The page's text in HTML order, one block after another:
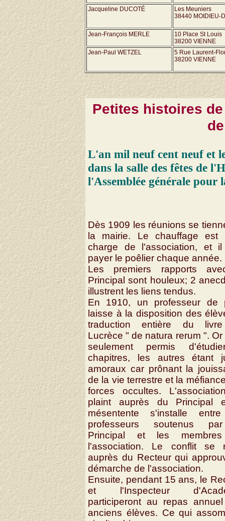
Jacqueline DUCOTÉ
Les Meuniers
38440 MOIDIEU-
Jean-François MERLE
10 Place St Louis
38200 VIENNE
Jean-Paul WETZEL
5 Rue Laurent-
38200 VIENNE
Petites histoires
L'an mil neuf cent neuf et
dans la salle des fêtes de
l'Assemblée générale pour
Dès 1909 les réunions se
la mairie. Le chauffage
charge de l'association, et
payer le poêlier chaque année.
Les premiers rapports
Principal sont houleux; 2
illustrent les liens tendus.
En 1910, un professeur de
laisse à la disposition des
traduction entière du
Lucrèce " de natura rerum ". Or
seulement permis
chapitres, les autres étant
amoraux car prônant la
de la vie terrestre et la
forces occultes.
plaint auprès du Principal
mésentente s'installe
professeurs soutenus
Principal et les
l'association. Le conflit se
auprès du Recteur qui
démarche de l'association.
Ensuite, pendant 15 ans, le
et l'Inspecteur
participeront au repas
anciens élèves. Ce qui